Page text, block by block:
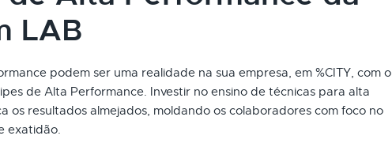
LAB
podem ser uma realidade na sua empresa, em %CITY, com o
de Alta Performance. Investir no ensino de técnicas para alta
os resultados almejados, moldando os colaboradores com foco no
exatidão.